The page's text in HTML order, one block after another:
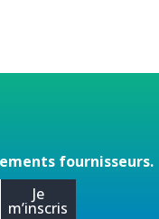
fournisseurs.
Je
m’inscris